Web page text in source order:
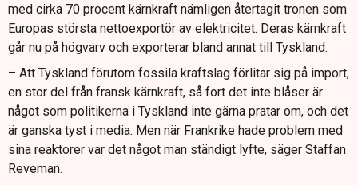
med cirka 70 procent kärnkraft nämligen återtagit tronen som
Europas största nettoexportör av elektricitet. Deras kärnkraft
går nu på högvarv och exporterar bland annat till Tyskland.
– Att Tyskland förutom fossila kraftslag förlitar sig på import,
en stor del från fransk kärnkraft, så fort det inte blåser är
något som politikerna i Tyskland inte gärna pratar om, och det
är ganska tyst i media. Men när Frankrike hade problem med
sina reaktorer var det något man ständigt lyfte, säger Staffan
Reveman.